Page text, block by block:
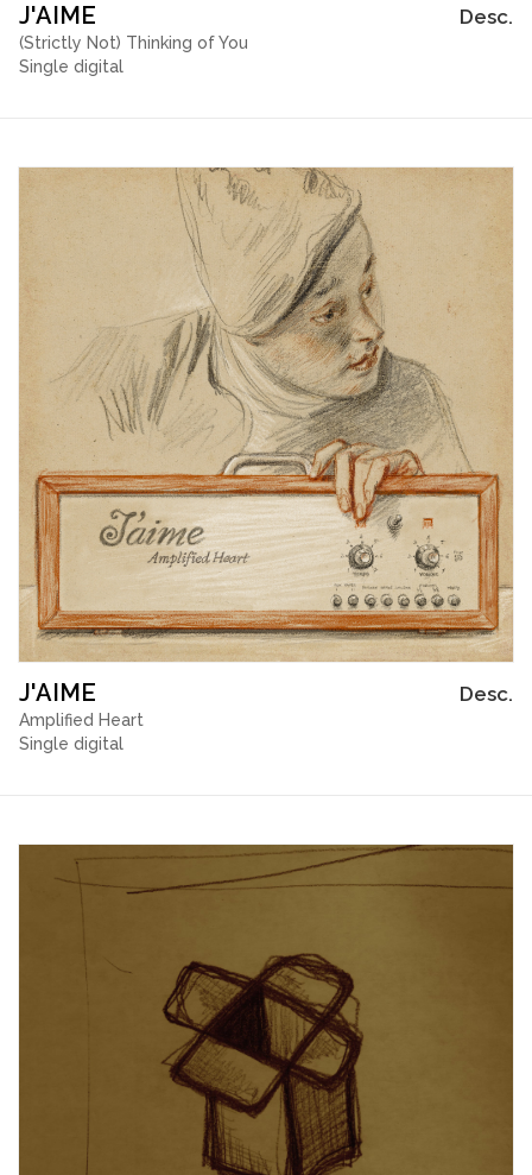
J'AIME
(Strictly Not) Thinking of You
Single digital
Desc.
J'AIME
Amplified Heart
Single digital
Desc.